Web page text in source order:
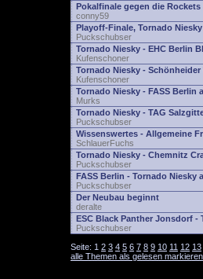
Pokalfinale gegen die
conny59
Playoff-Finale, Tornado
Puckschubser
Tornado Niesky - EHC Berlin
Kufenschoner
Tornado Niesky - Schönheider
Kufenschoner
Tornado Niesky - FASS Berlin
Murks
Tornado Niesky - TAG
Puckschubser
Wissenswertes - Allgemeine
SchlauerFuchs
Tornado Niesky - Chemnitz
Puckschubser
FASS Berlin - Tornado Niesky
Puckschubser
Der Neubau beginnt
deralte
ESC Black Panther Jonsdorf -
Puckschubser
Seite: 1 2 3 4 5 6 7 8 9 10 11 12 13
alle Themen als gelesen markieren